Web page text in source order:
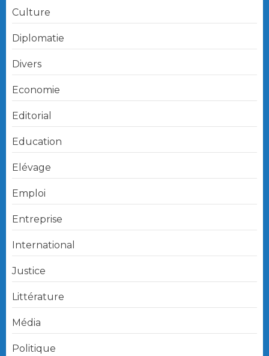
Culture
Diplomatie
Divers
Economie
Editorial
Education
Elévage
Emploi
Entreprise
International
Justice
Littérature
Média
Politique